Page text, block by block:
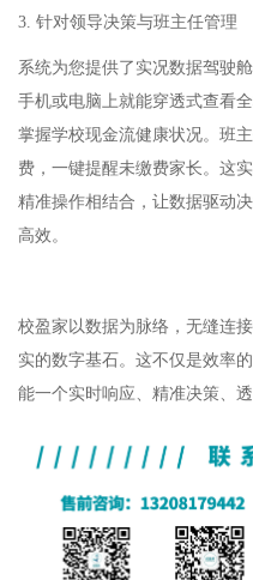
3. 针对领导决策与班主任管理
系统为您提供了实况数据驾驶
手机或电脑上就能穿透式查看
掌握学校现金流健康状况。班
费，一键提醒未缴费家长。这
精准操作相结合，让数据驱动
高效。
校盈家以数据为脉络，无缝连
实的数字基石。这不仅是效率
能一个实时响应、精准决策、